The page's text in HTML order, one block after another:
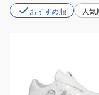
おすすめ順 人気